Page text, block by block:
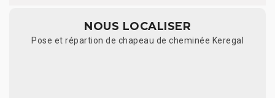
NOUS LOCALISER
Pose et répartion de chapeau de cheminée Keregal